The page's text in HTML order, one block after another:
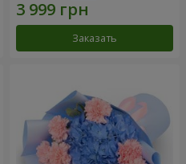
Заказать